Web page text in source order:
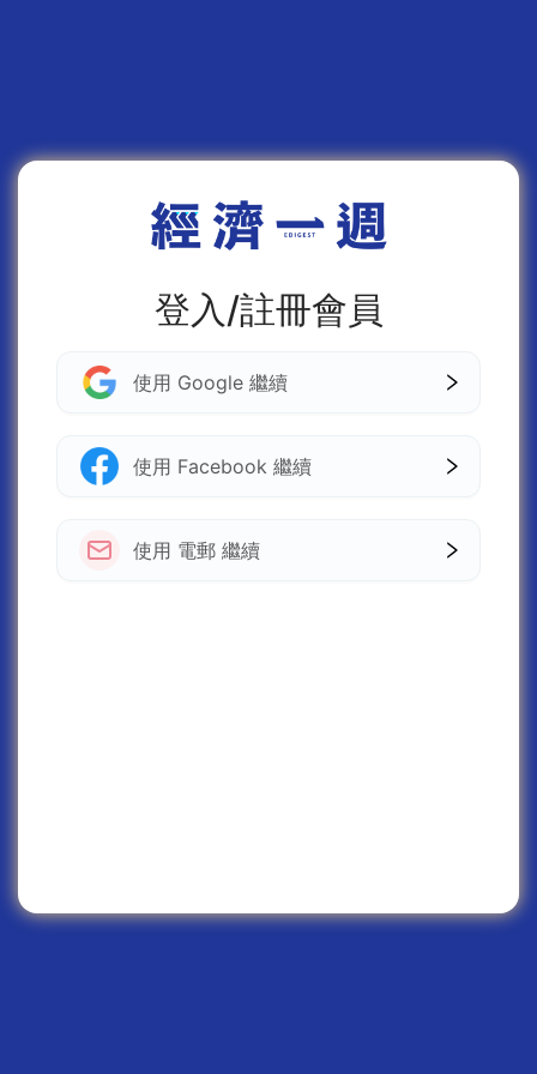
登入/註冊會員
使用 Google 繼續
使用 Facebook 繼續
使用 電郵 繼續